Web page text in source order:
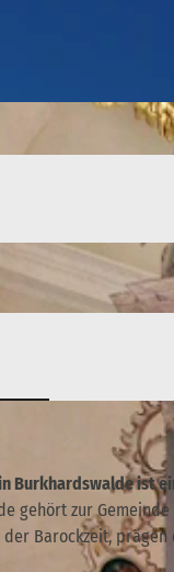
Burkhardswalde ist
gehört zur
Barockzeit,